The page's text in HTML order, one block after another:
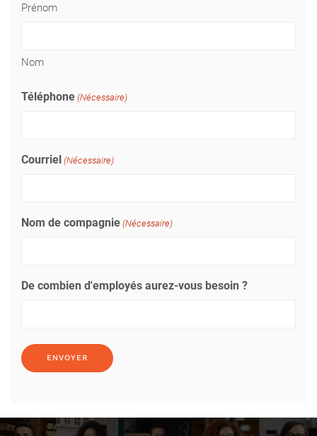
Prénom
Nom
Téléphone (Nécessaire)
Courriel (Nécessaire)
Nom de compagnie (Nécessaire)
De combien d'employés aurez-vous besoin ?